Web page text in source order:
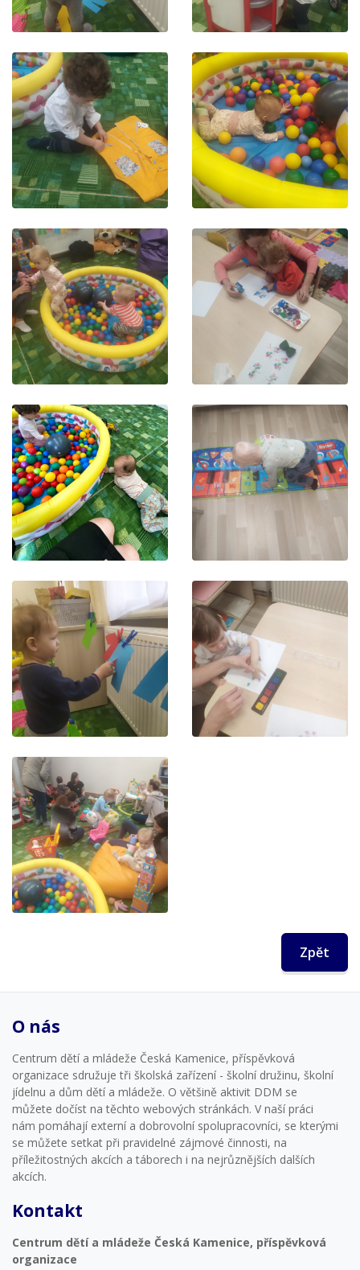
Zpět
O nás
Centrum dětí a mládeže Česká Kamenice, příspěvková
organizace sdružuje tři školská zařízení - školní družinu, školní
jídelnu a dům dětí a mládeže. O většině aktivit DDM se
můžete dočíst na těchto webových stránkách. V naší práci
nám pomáhají externí a dobrovolní spolupracovníci, se kterými
se můžete setkat při pravidelné zájmové činnosti, na
příležitostných akcích a táborech i na nejrůznějších dalších
akcích.
Kontakt
Centrum dětí a mládeže Česká Kamenice, příspěvková
organizace